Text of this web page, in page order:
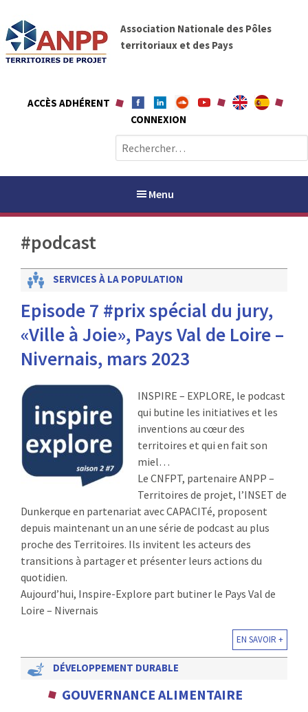
t
A
N
P
P
Association Nationale des Pôles
territoriaux et des Pays
ACCÈS ADHÉRENT
CONNEXION
e
c
e
:
Menu
RENCONTRES
PUBLICATIONS
JURIDIQUE
EUROPE
EMPLOI
#podcast
SERVICES À LA POPULATION
Episode 7 #prix spécial du jury,
«Ville à Joie», Pays Val de Loire –
Nivernais, mars 2023
INSPIRE – EXPLORE, le podcast
qui butine les initiatives et les
inventions au cœur des
territoires et qui en fait son
miel…
Le CNFPT, partenaire ANPP –
Territoires de projet, l’INSET de
Dunkerque en partenariat avec CAPACITé, proposent
depuis maintenant un an une série de podcast au plus
proche des Territoires. Ils invitent les acteurs des
transitions à partager et présenter leurs actions du
quotidien.
Aujourd’hui, Inspire-Explore part butiner le Pays Val de
Loire – Nivernais
EN SAVOIR +
DÉVELOPPEMENT DURABLE
GOUVERNANCE ALIMENTAIRE